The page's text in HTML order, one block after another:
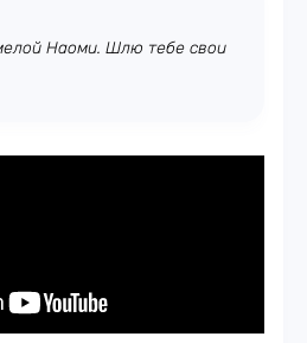
Наоми. Шлю тебе свои